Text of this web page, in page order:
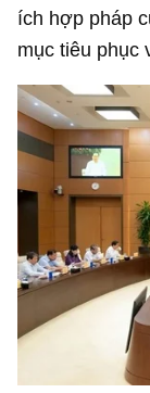
ích hợp pháp
mục tiêu phục